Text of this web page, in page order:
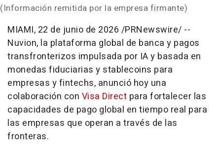
(Información remitida por la empresa firmante)
MIAMI, 22 de junio de 2026 /PRNewswire/ --
Nuvion, la plataforma global de banca y pagos
transfronterizos impulsada por IA y basada en
monedas fiduciarias y stablecoins para
empresas y fintechs, anunció hoy una
colaboración con Visa Direct para fortalecer las
capacidades de pago global en tiempo real para
las empresas que operan a través de las
fronteras.